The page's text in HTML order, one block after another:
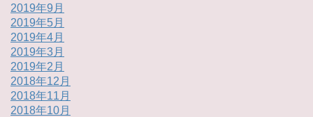
2019年9月
2019年5月
2019年4月
2019年3月
2019年2月
2018年12月
2018年11月
2018年10月